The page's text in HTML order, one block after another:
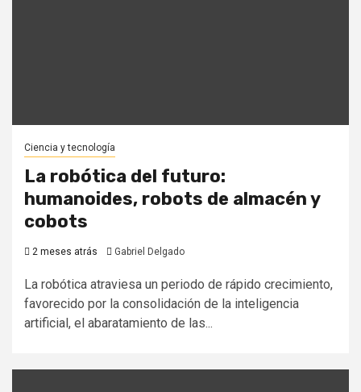
Ciencia y tecnología
La robótica del futuro:
humanoides, robots de almacén y
cobots
2 meses atrás Gabriel Delgado
La robótica atraviesa un periodo de rápido crecimiento,
favorecido por la consolidación de la inteligencia
artificial, el abaratamiento de las...